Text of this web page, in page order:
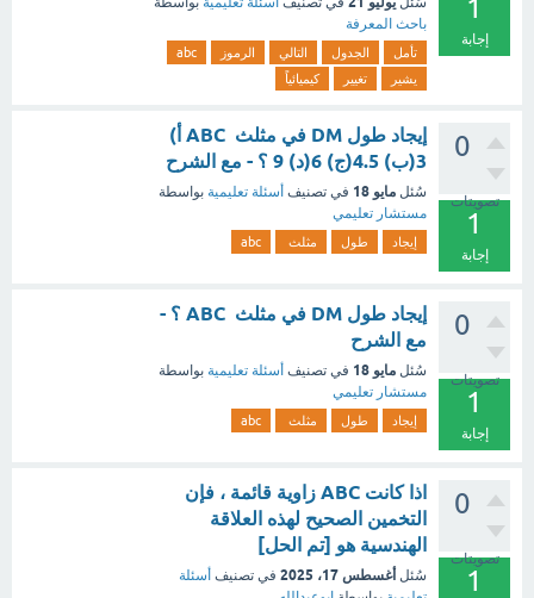
1
إجابة
باحث المعرفة
تأمل الجدول التالي الرموز
abc
يشير
تغيير كيميائياً
0
تصويتات
1
إجابة
إيجاد طول DM في مثلث ABC أ)
3(ب) 4.5(ج) 6(د) 9 ؟ - مع الشرح
سُئل مايو 18 في تصنيف أسئلة تعليمية بواسطة
مستشار تعليمي
إيجاد طول مثلث abc
0
تصويتات
1
إجابة
إيجاد طول DM في مثلث ABC ؟ -
مع الشرح
سُئل مايو 18 في تصنيف أسئلة تعليمية بواسطة
مستشار تعليمي
إيجاد طول مثلث abc
0
تصويتات
1
اذا كانت ABC زاوية قائمة ، فإن
التخمين الصحيح لهذه العلاقة
الهندسية هو [تم الحل]
سُئل أغسطس 17، 2025 في تصنيف أسئلة